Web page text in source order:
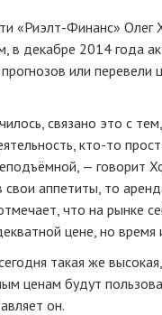
«Риэлт-Финанс» Олег
в декабре 2014 года
или
связано это с
кто-то
— говорит
свои аппетиты, то
что на рынке
цене, но время
такая же
ценам будут
он.